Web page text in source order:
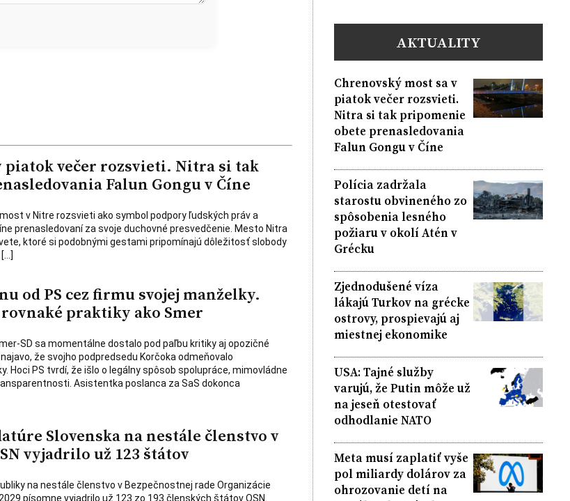
piatok večer rozsvieti. Nitra si tak
Falun Gongu v Číne
v Nitre rozsvieti ako symbol podpory ľudských práv a
prenasledovaní za svoje duchovné presvedčenie. Mesto Nitra
ktoré si podobnými gestami pripomínajú dôležitosť slobody
od PS cez firmu svojej manželky.
praktiky ako Smer
SD sa momentálne dostalo pod paľbu kritiky aj opozičné
že svojho podpredsedu Korčoka odmeňovalo
Hoci PS tvrdí, že išlo o legálny spôsob spolupráce, mimovládne
Asistentka poslanca za SaS dokonca
Slovenska na nestále členstvo v
vyjadrilo už 123 štátov
na nestále členstvo v Bezpečnostnej rade Organizácie
písomne vyjadrilo už 123 zo 193 členských štátov OSN.
AKTUALITY
Chrenovský most sa v
piatok večer rozsvieti.
Nitra si tak pripomenie
obete prenasledovania
Falun Gongu v Číne
Polícia zadržala
starostu obvineného zo
spôsobenia lesného
požiaru v okolí Atén v
Grécku
Zjednodušené víza
lákajú Turkov na grécke
ostrovy, prospievajú aj
miestnej ekonomike
USA: Tajné služby
varujú, že Putin môže už
na jeseň otestovať
odhodlanie NATO
Meta musí zaplatiť vyše
pol miliardy dolárov za
ohrozovanie detí na